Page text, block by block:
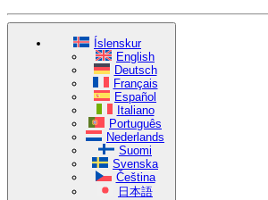
Íslenskur
English
Deutsch
Français
Español
Italiano
Português
Nederlands
Suomi
Svenska
Čeština
日本語